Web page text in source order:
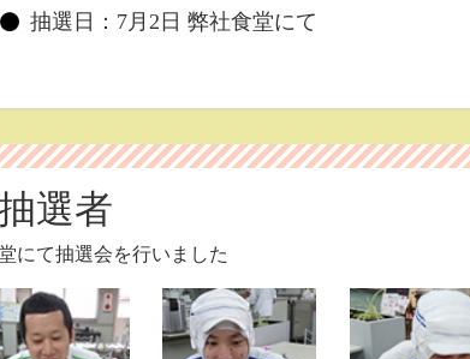
抽選日：7月2日 弊社食堂にて
選者
にて抽選会を行いました